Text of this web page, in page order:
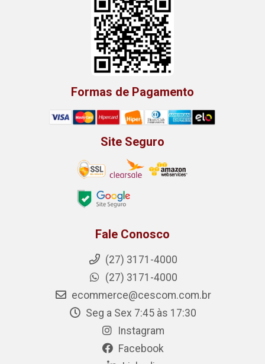
Formas de Pagamento
Site Seguro
Fale Conosco
(27) 3171-4000
(27) 3171-4000
ecommerce@cescom.com.br
Seg a Sex 7:45 às 17:30
Instagram
Facebook